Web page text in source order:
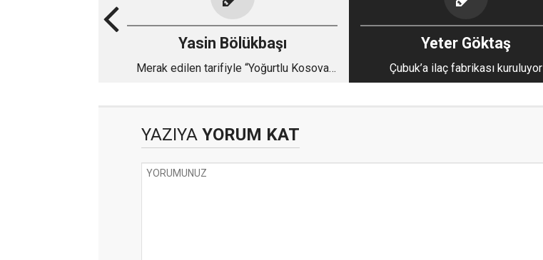
Yasin Bölükbaşı
Merak edilen tarifiyle “Yoğurtlu Kosova
Yeter Göktaş
Çubuk’a ilaç fabrikası kuruluyor
YAZIYA YORUM KAT